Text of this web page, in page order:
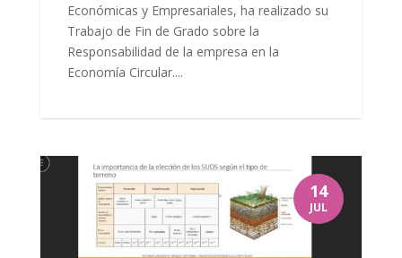
Económicas y Empresariales, ha realizado su
Trabajo de Fin de Grado sobre la
Responsabilidad de la empresa en la
Economía Circular....
14
JUL